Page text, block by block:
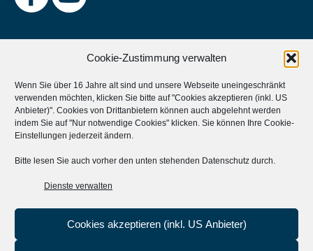
Cookie-Zustimmung verwalten
Wenn Sie über 16 Jahre alt sind und unsere Webseite uneingeschränkt
verwenden möchten, klicken Sie bitte auf "Cookies akzeptieren (inkl. US
Anbieter)". Cookies von Drittanbietern können auch abgelehnt werden
indem Sie auf "Nur notwendige Cookies" klicken. Sie können Ihre Cookie-
Einstellungen jederzeit ändern.
Bitte lesen Sie auch vorher den unten stehenden Datenschutz durch.
Dienste verwalten
Cookies akzeptieren (inkl. US Anbieter)
Weitere Informationen
Musikverein Unterstützen?